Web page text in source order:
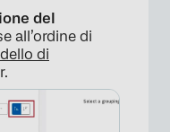
del
all’ordine di
di